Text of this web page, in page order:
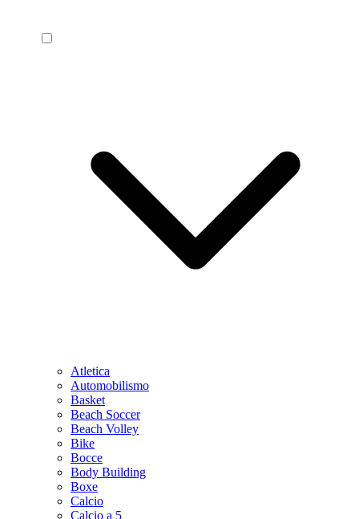
Atletica
Automobilismo
Basket
Beach Soccer
Beach Volley
Bike
Bocce
Body Building
Boxe
Calcio
Calcio a 5